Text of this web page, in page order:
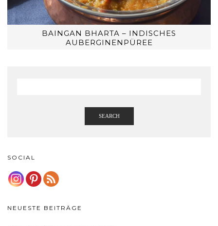
BAINGAN BHARTA – INDISCHES
AUBERGINENPÜREE
SEARCH
SOCIAL
NEUESTE BEITRÄGE